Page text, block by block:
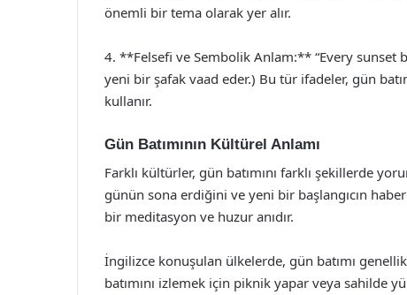
önemli bir tema olarak yer alır.
4. **Felsefi ve Sembolik Anlam:** “Every sunset
yeni bir şafak vaad eder.) Bu tür ifadeler, gün
kullanır.
Gün Batımının Kültürel Anlamı
Farklı kültürler, gün batımını farklı şekillerde
günün sona erdiğini ve yeni bir başlangıcın
bir meditasyon ve huzur anıdır.
İngilizce konuşulan ülkelerde, gün batımı
batımını izlemek için piknik yapar veya sahilde